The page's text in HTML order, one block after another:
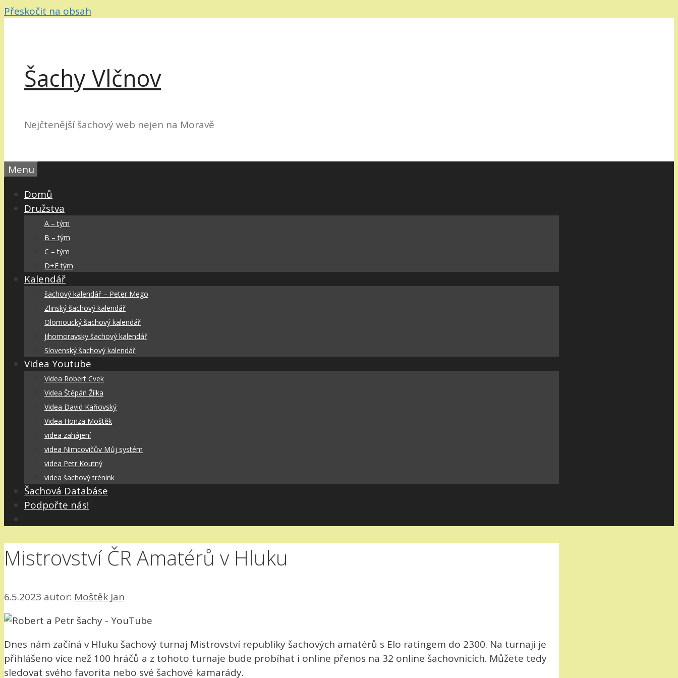
Přeskočit na obsah
Šachy Vlčnov
Nejčtenější šachový web nejen na Moravě
Menu
Domů
Družstva
A – tým
B – tým
C – tým
D+E tým
Kalendář
šachový kalendář – Peter Mego
Zlinský šachový kalendář
Olomoucký šachový kalendář
Jihomoravsky šachový kalendář
Slovenský šachový kalendář
Videa Youtube
Videa Robert Cvek
Videa Štěpán Žílka
Videa David Kaňovský
Videa Honza Moštěk
videa zahájení
videa Nimcovičův Můj systém
videa Petr Koutný
videa šachový trénink
Šachová Databáse
Podpořte nás!
Mistrovství ČR Amatérů v Hluku
6.5.2023 autor: Moštěk Jan
Dnes nám začíná v Hluku šachový turnaj Mistrovství republiky šachových amatérů s Elo ratingem do 2300. Na turnaji je
přihlášeno více než 100 hráčů a z tohoto turnaje bude probíhat i online přenos na 32 online šachovnicích. Můžete tedy
sledovat svého favorita nebo své šachové kamarády.